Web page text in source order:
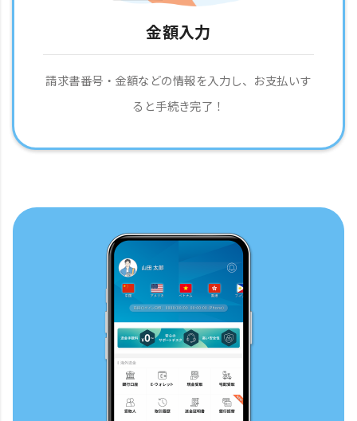
金額入力
請求書番号・金額などの情報を入力し、お支払いす
ると手続き完了！